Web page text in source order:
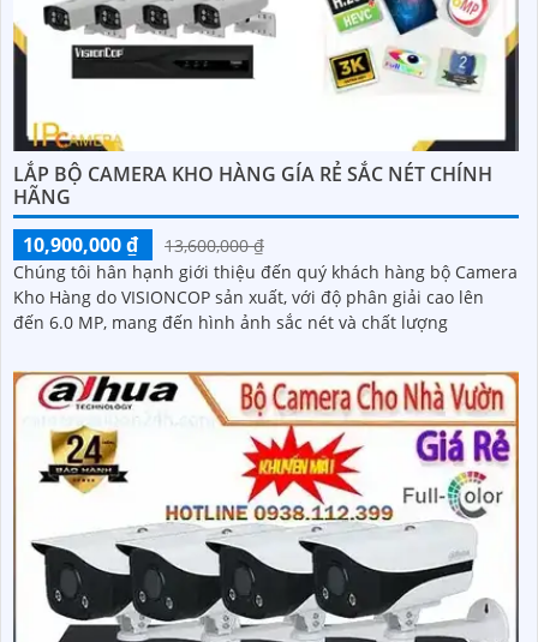
LẮP BỘ CAMERA KHO HÀNG GÍA RẺ SẮC NÉT CHÍNH
HÃNG
10,900,000 ₫
13,600,000 ₫
Chúng tôi hân hạnh giới thiệu đến quý khách hàng bộ Camera
Kho Hàng do VISIONCOP sản xuất, với độ phân giải cao lên
đến 6.0 MP, mang đến hình ảnh sắc nét và chất lượng